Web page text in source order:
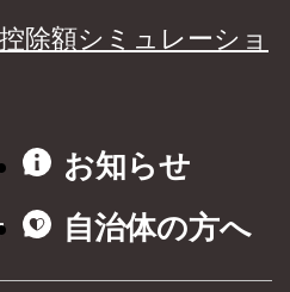
除額シミュレーショ
お知らせ
自治体の方へ